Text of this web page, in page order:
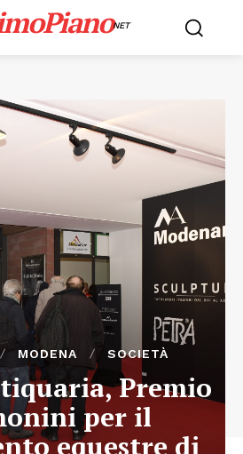
NET
MODENA SOCIETÀ
Premio
per il
equestre di